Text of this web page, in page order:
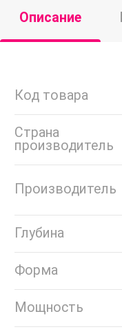
Описание
Код товара
Страна
производитель
Производитель
Глубина
Форма
Мощность